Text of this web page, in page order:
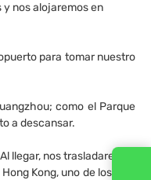
y nos alojaremos en
para tomar nuestro
como el Parque
a descansar.
llegar, nos trasladaremos
Kong, uno de los más
con nosotros